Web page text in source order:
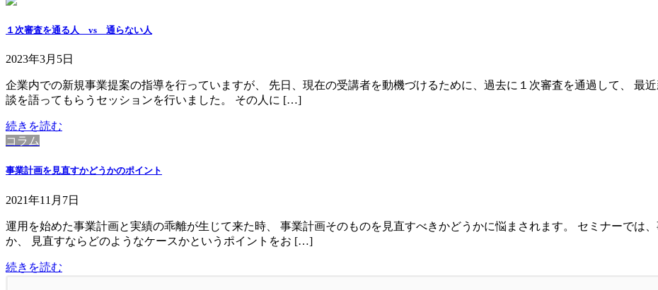
１次審査を通る人 vs 通らない人
2023年3月5日
企業内での新規事業提案の指導を行っていますが、 先日、現在の受講者を動機づけるために、過去に１次審査を通過して、 最
談を語ってもらうセッションを行いました。 その人に […]
続きを読む
コラム
事業計画を見直すかどうかのポイント
2021年11月7日
運用を始めた事業計画と実績の乖離が生じて来た時、 事業計画そのものを見直すべきかどうかに悩まされます。 セミナーでは
か、 見直すならどのようなケースかというポイントをお […]
続きを読む